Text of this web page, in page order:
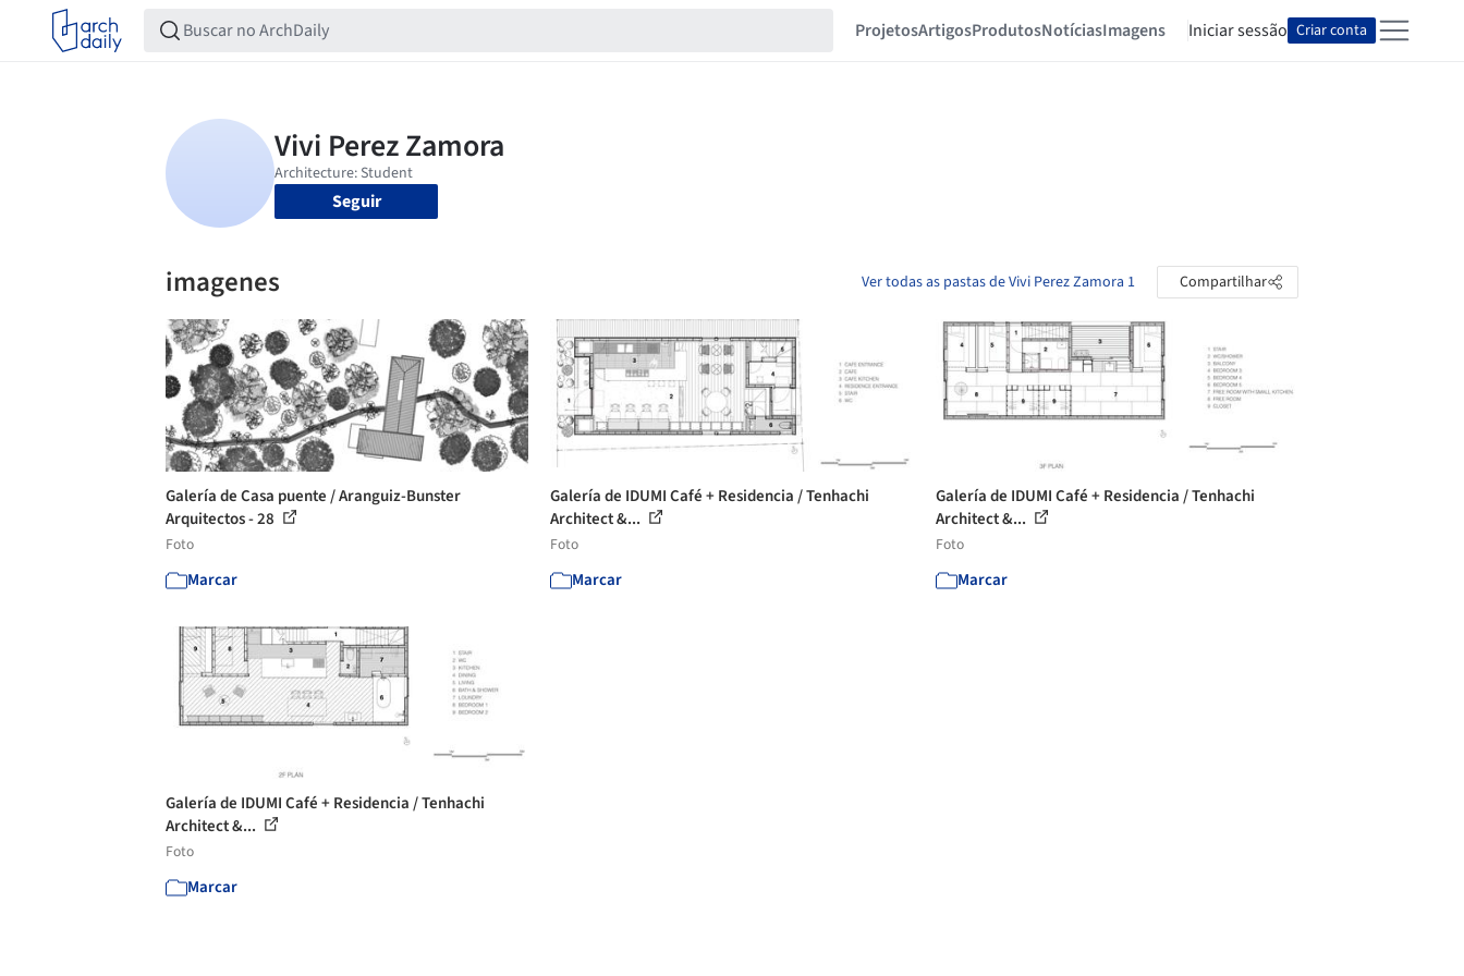
ProjetosArtigosProdutosNotíciasImagens Iniciar sessão Criar conta
Seguir
imagenes Ver todas as pastas de Vivi Perez Zamora 1 Compartilhar
Galería de Casa puente / Aranguiz-Bunster
Arquitectos - 28
Foto
Marcar
Galería de IDUMI Café + Residencia / Tenhachi
Architect &...
Foto
Marcar
Galería de IDUMI Café + Residencia / Tenhachi
Architect &...
Foto
Marcar
Galería de IDUMI Café + Residencia / Tenhachi
Architect &...
Foto
Marcar